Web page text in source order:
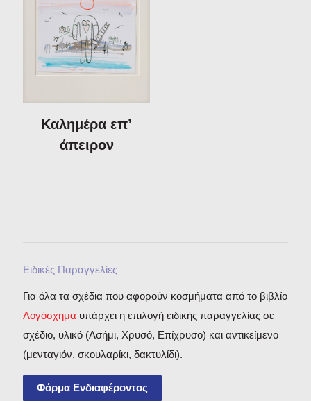
Καλημέρα επ’
άπειρον
Ειδικές Παραγγελίες
Για όλα τα σχέδια που αφορούν κοσμήματα από το βιβλίο
Λογόσχημα υπάρχει η επιλογή ειδικής παραγγελίας σε
σχέδιο, υλικό (Ασήμι, Χρυσό, Επίχρυσο) και αντικείμενο
(μενταγιόν, σκουλαρίκι, δακτυλίδι).
Φόρμα Ενδιαφέροντος